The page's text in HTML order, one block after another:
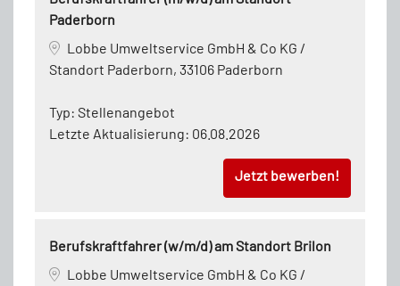
Paderborn
Lobbe Umweltservice GmbH & Co KG /
Standort Paderborn, 33106 Paderborn
Typ: Stellenangebot
Letzte Aktualisierung: 06.08.2026
Jetzt bewerben!
Berufskraftfahrer (w/m/d) am Standort Brilon
Lobbe Umweltservice GmbH & Co KG /